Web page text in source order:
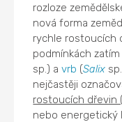
rozloze
nová forma
rychle rostoucích
podmínkách
sp.) avrb (Salix
nejčastěji
rostoucích dřevin
nebo energetický